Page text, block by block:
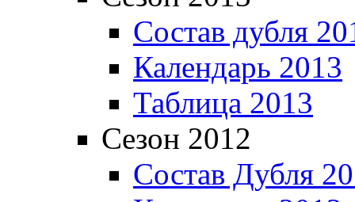
Состав дубля
Календарь 2013
Таблица 2013
Сезон 2012
Состав Дубля